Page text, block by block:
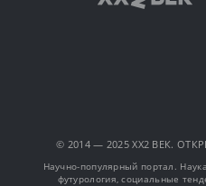
© 2014 — 2025 XX2 ВЕК.
Научно-популярный портал.
футурология, социальные